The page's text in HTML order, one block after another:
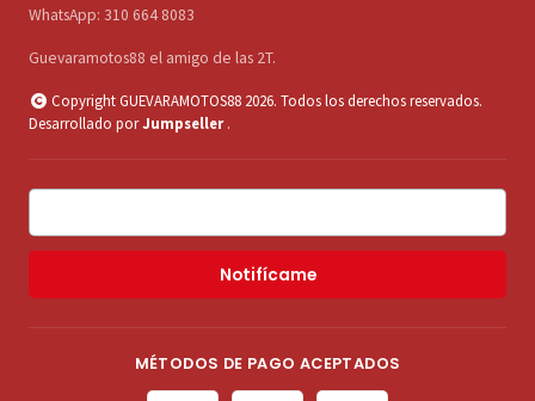
WhatsApp: 310 664 8083
Guevaramotos88 el amigo de las 2T.
Copyright GUEVARAMOTOS88 2026. Todos los derechos reservados.
Desarrollado porJumpseller .
Notifícame
MÉTODOS DE PAGO ACEPTADOS